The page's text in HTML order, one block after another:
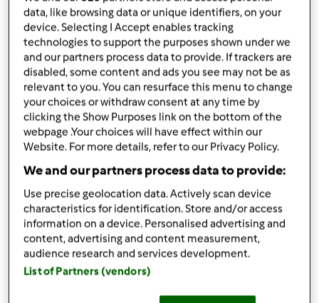
Crea variante
Ingredienti
Crespelle
150g farina tipo 2
1uovo
1pizzico Sale marino integrale
1pizzicobicarbonato di sodio
mousse ricotta e funghi
funghi champignon trifolati
data, like browsing data or unique identifiers, on your
device. Selecting I Accept enables tracking
technologies to support the purposes shown under we
and our partners process data to provide. If trackers are
disabled, some content and ads you see may not be as
relevant to you. You can resurface this menu to change
your choices or withdraw consent at any time by
clicking the Show Purposes link on the bottom of the
webpage .Your choices will have effect within our
Website. For more details, refer to our Privacy Policy.
We and our partners process data to provide:
Use precise geolocation data. Actively scan device
characteristics for identification. Store and/or access
information on a device. Personalised advertising and
content, advertising and content measurement,
audience research and services development.
List of Partners (vendors)